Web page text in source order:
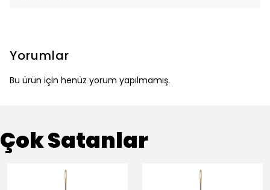
Yorumlar
Bu ürün için henüz yorum yapılmamış.
Çok Satanlar